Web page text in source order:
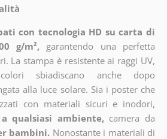
con tecnologia HD su carta di
g/m², garantendo una perfetta
La stampa è resistente ai raggi UV,
sbiadiscano anche dopo
alla luce solare. Sia i poster che
con materiali sicuri e inodori,
qualsiasi ambiente, camera da
bambini. Nonostante i materiali di